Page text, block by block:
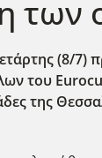
των
(8/7)
του
της